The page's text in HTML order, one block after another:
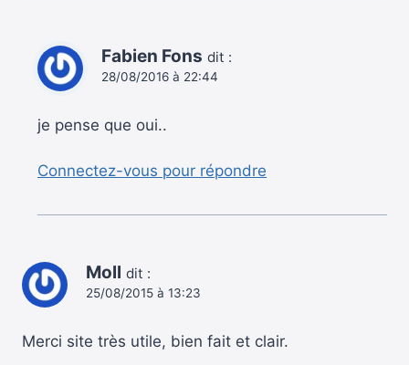
Fabien Fons dit :
28/08/2016 à 22:44
je pense que oui..
Connectez-vous pour répondre
Moll dit :
25/08/2015 à 13:23
Merci site très utile, bien fait et clair.